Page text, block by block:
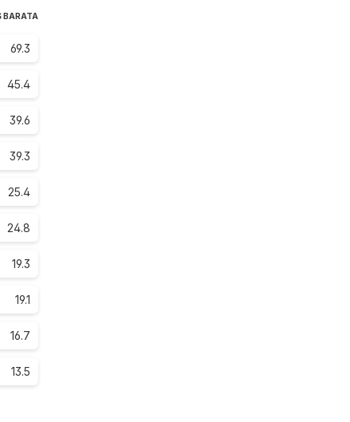
BARATA
69.3
45.4
39.6
39.3
25.4
24.8
19.3
19.1
16.7
13.5